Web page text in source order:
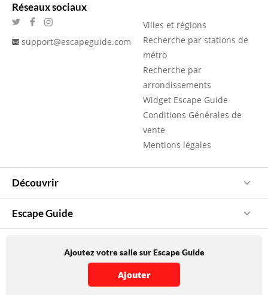
Réseaux sociaux
support@escapeguide.com
Villes et régions
Recherche par stations de
métro
Recherche par
arrondissements
Widget Escape Guide
Conditions Générales de
vente
Mentions légales
Découvrir
Escape Guide
Ajoutez votre salle sur Escape Guide
Ajouter